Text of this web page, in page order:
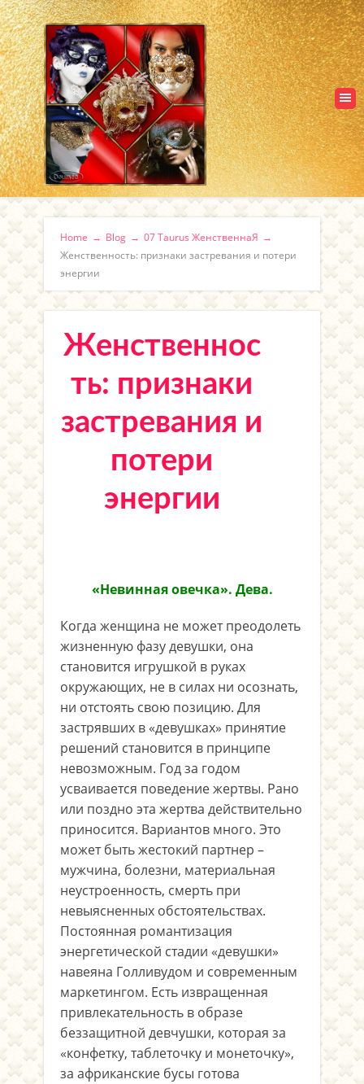
Home → Blog → 07 Taurus ЖенственнаЯ →
Женственность: признаки застревания и потери
энергии
Женственнос
ть: признаки
застревания и
потери
энергии
«Невинная овечка». Дева.
Когда женщина не может преодолеть
жизненную фазу девушки, она
становится игрушкой в руках
окружающих, не в силах ни осознать,
ни отстоять свою позицию. Для
застрявших в «девушках» принятие
решений становится в принципе
невозможным. Год за годом
усваивается поведение жертвы. Рано
или поздно эта жертва действительно
приносится. Вариантов много. Это
может быть жестокий партнер –
мужчина, болезни, материальная
неустроенность, смерть при
невыясненных обстоятельствах.
Постоянная романтизация
энергетической стадии «девушки»
навеяна Голливудом и современным
маркетингом. Есть извращенная
привлекательность в образе
беззащитной девчушки, которая за
«конфетку, таблеточку и монеточку»,
за африканские бусы готова